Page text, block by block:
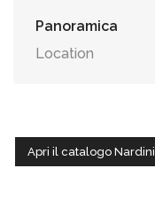
Panoramica
Location
Apri il catalogo Nardini